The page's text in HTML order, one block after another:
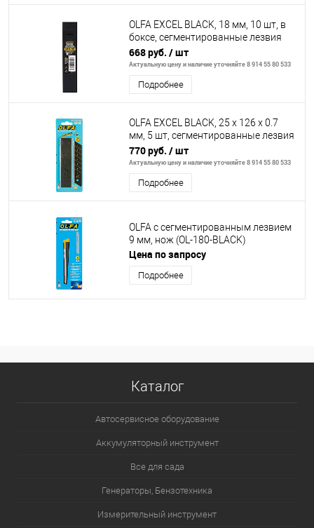
OLFA EXCEL BLACK, 18 мм, 10 шт, в
боксе, сегментированные лезвия
(OL-LBB-10)
668 руб. / шт
Актуальную цену и наличие уточняйте 8 914 55 80 533
Подробнее
OLFA EXCEL BLACK, 25 х 126 х 0.7
мм, 5 шт, сегментированные лезвия
(OL-HBB-5B)
770 руб. / шт
Актуальную цену и наличие уточняйте 8 914 55 80 533
Подробнее
OLFA с сегментированным лезвием
9 мм, нож (OL-180-BLACK)
Цена по запросу
Подробнее
Каталог
Автосервисное оборудование
Аккумуляторный инструмент
Все для сада
Генераторы, Бензотехника
Измерительный инструмент